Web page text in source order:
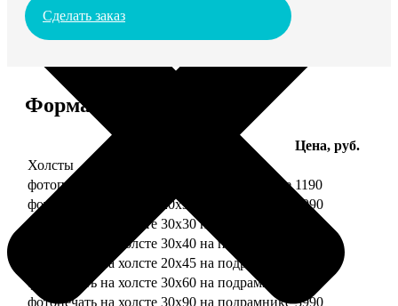
Сделать заказ
Форматы и цены
Цена, руб.
Холсты
фотопечать на холсте 20х20 на подрамнике 1190
фотопечать на холсте 20х30 на подрамнике
1990
фотопечать на холсте 30х30 на подрамнике
фотопечать на холсте 30х40 на подрамнике
фотопечать на холсте 20х45 на подрамнике
фотопечать на холсте 30х60 на подрамнике
фотопечать на холсте 30х90 на подрамнике 3990